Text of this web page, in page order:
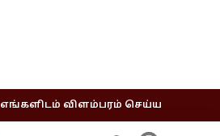
எங்களிடம் விளம்பரம் செய்ய